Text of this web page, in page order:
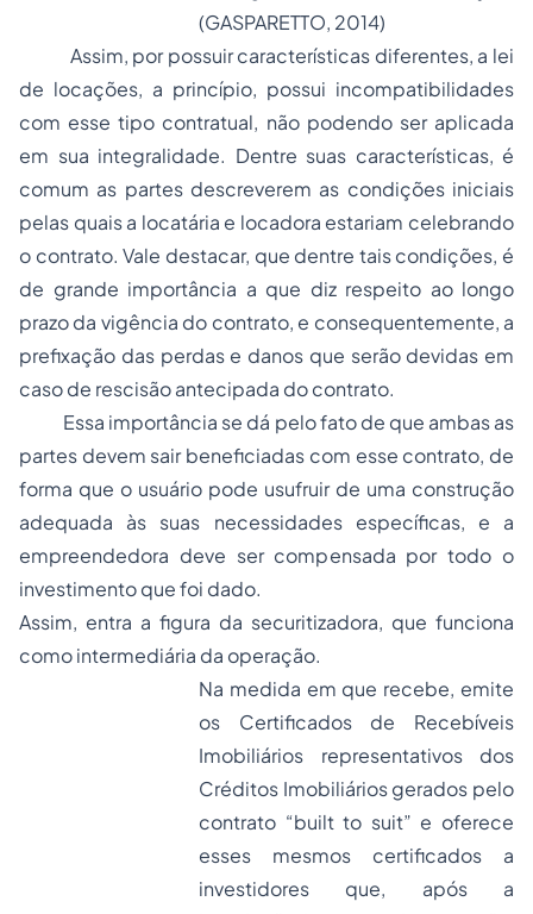
(GASPARETTO, 2014)
Assim, por possuir características diferentes, a lei
de locações, a princípio, possui incompatibilidades
com esse tipo contratual, não podendo ser aplicada
em sua integralidade. Dentre suas características, é
comum as partes descreverem as condições iniciais
pelas quais a locatária e locadora estariam celebrando
o contrato. Vale destacar, que dentre tais condições, é
de grande importância a que diz respeito ao longo
prazo da vigência do contrato, e consequentemente, a
prefixação das perdas e danos que serão devidas em
caso de rescisão antecipada do contrato.
Essa importância se dá pelo fato de que ambas as
partes devem sair beneficiadas com esse contrato, de
forma que o usuário pode usufruir de uma construção
adequada às suas necessidades específicas, e a
empreendedora deve ser compensada por todo o
investimento que foi dado.
Assim, entra a figura da securitizadora, que funciona
como intermediária da operação.
Na medida em que recebe, emite
os Certificados de Recebíveis
Imobiliários representativos dos
Créditos Imobiliários gerados pelo
contrato “built to suit” e oferece
esses mesmos certificados a
investidores que, após a